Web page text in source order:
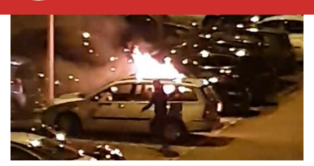
De ochtend van Sleutelstad
6.00 - 12.00 uur
Vorig uur
uur 1 van 0
Inklappen